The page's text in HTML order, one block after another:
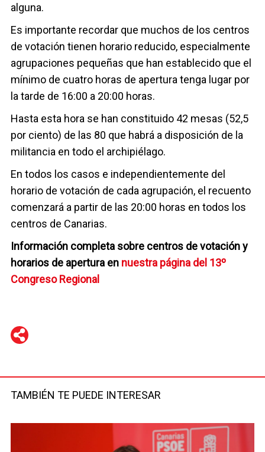
alguna.
Es importante recordar que muchos de los centros
de votación tienen horario reducido, especialmente
agrupaciones pequeñas que han establecido que el
mínimo de cuatro horas de apertura tenga lugar por
la tarde de 16:00 a 20:00 horas.
Hasta esta hora se han constituido 42 mesas (52,5
por ciento) de las 80 que habrá a disposición de la
militancia en todo el archipiélago.
En todos los casos e independientemente del
horario de votación de cada agrupación, el recuento
comenzará a partir de las 20:00 horas en todos los
centros de Canarias.
Información completa sobre centros de votación y
horarios de apertura en nuestra página del 13º
Congreso Regional
TAMBIÉN TE PUEDE INTERESAR